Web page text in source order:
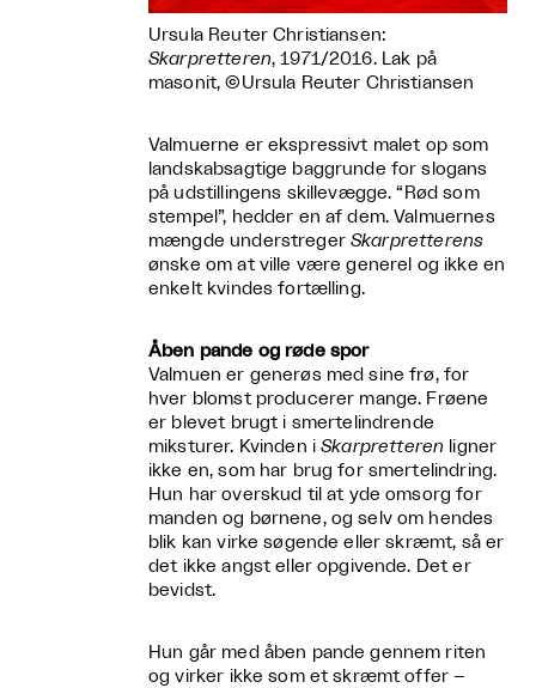
Ursula Reuter Christiansen:
Skarpretteren, 1971/2016. Lak på
masonit, ©Ursula Reuter Christiansen
Valmuerne er ekspressivt malet op som
landskabsagtige baggrunde for slogans
på udstillingens skillevægge. “Rød som
stempel”, hedder en af dem. Valmuernes
mængde understregerSkarpretterens
ønske om at ville være generel og ikke en
enkelt kvindes fortælling.
Åben pande og røde spor
Valmuen er generøs med sine frø, for
hver blomst producerer mange. Frøene
er blevet brugt i smertelindrende
miksturer. Kvinden iSkarpretteren ligner
ikke en, som har brug for smertelindring.
Hun har overskud til at yde omsorg for
manden og børnene, og selv om hendes
blik kan virke søgende eller skræmt, så er
det ikke angst eller opgivende. Det er
bevidst.
Hun går med åben pande gennem riten
og virker ikke som et skræmt offer –